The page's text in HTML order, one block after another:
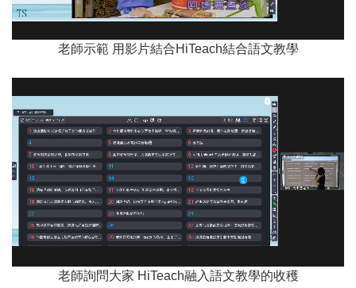
老師示範 用影片結合HiTeach結合語文教學
老師詢問大家 HiTeach融入語文教學的收穫